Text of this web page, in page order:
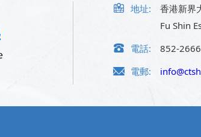
地址:
香港新界
Fu Shin
電話:
852-
電郵: